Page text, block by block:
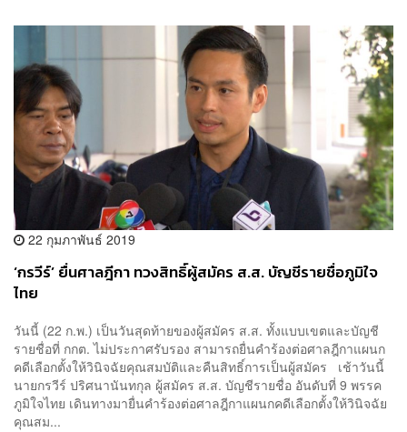
22 กุมภาพันธ์ 2019
‘กรวีร์’ ยื่นศาลฎีกา ทวงสิทธิ์ผู้สมัคร ส.ส. บัญชีรายชื่อภูมิใจ
ไทย
วันนี้ (22 ก.พ.) เป็นวันสุดท้ายของผู้สมัคร ส.ส. ทั้งแบบเขตและบัญชี
รายชื่อที่ กกต. ไม่ประกาศรับรอง สามารถยื่นคำร้องต่อศาลฎีกาแผนก
คดีเลือกตั้งให้วินิจฉัยคุณสมบัติและคืนสิทธิ์การเป็นผู้สมัคร เช้าวันนี้
นายกรวีร์ ปริศนานันทกุล ผู้สมัคร ส.ส. บัญชีรายชื่อ อันดับที่ 9 พรรค
ภูมิใจไทย เดินทางมายื่นคำร้องต่อศาลฎีกาแผนกคดีเลือกตั้งให้วินิจฉัย
คุณสม...